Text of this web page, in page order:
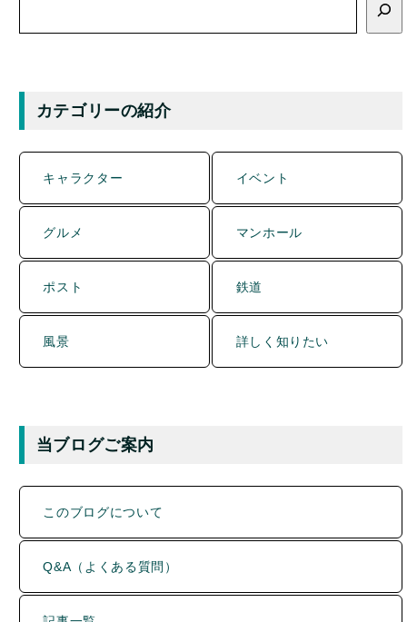
キャラクター イベント
グルメ マンホール
ポスト 鉄道
風景 詳しく知りたい
このブログについて
Q&A（よくある質問）
記事一覧